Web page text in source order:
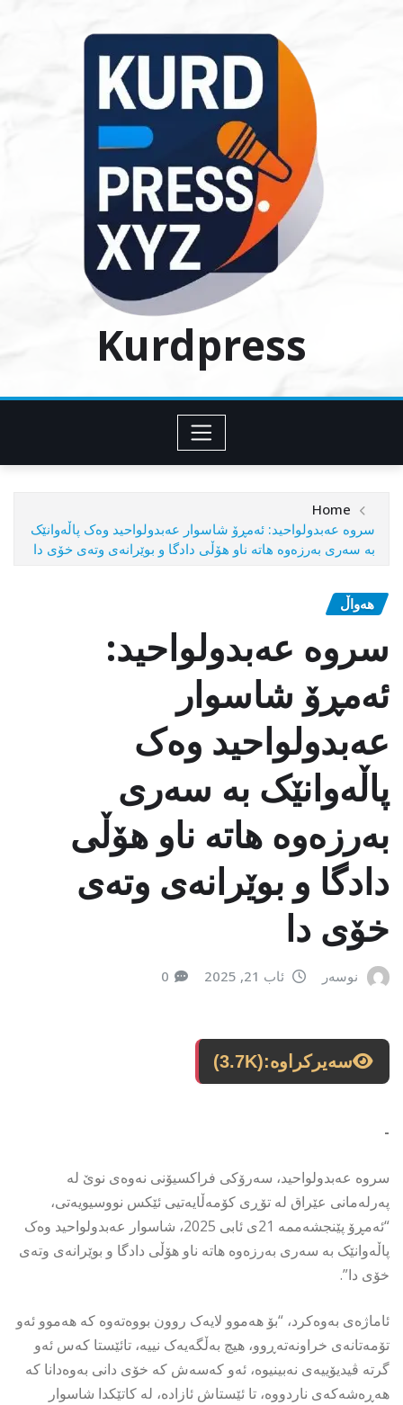
Kurdpress
Home
سروە عەبدولواحید: ئەمڕۆ شاسوار عەبدولواحید وەک پاڵەوانێک
بە سەری بەرزەوە هاتە ناو هۆڵی دادگا و بوێرانەی وتەی خۆی دا
هەواڵ
سروە عەبدولواحید:
ئەمڕۆ شاسوار
عەبدولواحید وەک
پاڵەوانێک بە سەری
بەرزەوە هاتە ناو هۆڵی
دادگا و بوێرانەی وتەی
خۆی دا
نوسەر ئاب 21, 2025 0
سەیرکراوە:(3.7K)
-
سروە عەبدولواحید، سەرۆکی فراکسیۆنی نەوەی نوێ لە
پەرلەمانی عێراق لە تۆڕی کۆمەڵایەتیی ئێکس نووسیویەتی،
“ئەمڕۆ پێنجشەممە 21ی ئابی 2025، شاسوار عەبدولواحید وەک
پاڵەوانێک بە سەری بەرزەوە هاتە ناو هۆڵی دادگا و بوێرانەی وتەی
خۆی دا”.
ئاماژەی بەوەکرد، “بۆ هەموو لایەک روون بووەتەوە کە هەموو ئەو
تۆمەتانەی خراونەتەڕوو، هیچ بەڵگەیەک نییە، تائێستا کەس ئەو
گرتە ڤیدیۆییەی نەبینیوە، ئەو کەسەش کە خۆی دانی بەوەدانا کە
هەڕەشەکەی ناردووە، تا ئێستاش ئازادە، لە کاتێکدا شاسوار